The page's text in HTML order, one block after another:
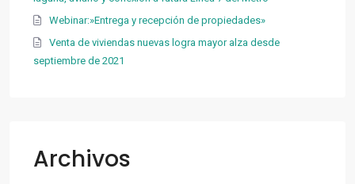
Webinar:»Entrega y recepción de propiedades»
Venta de viviendas nuevas logra mayor alza desde
septiembre de 2021
Archivos